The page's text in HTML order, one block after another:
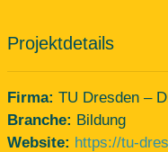
Projektdetails
Firma: TU Dresden –
Branche: Bildung
Website: https://tu-